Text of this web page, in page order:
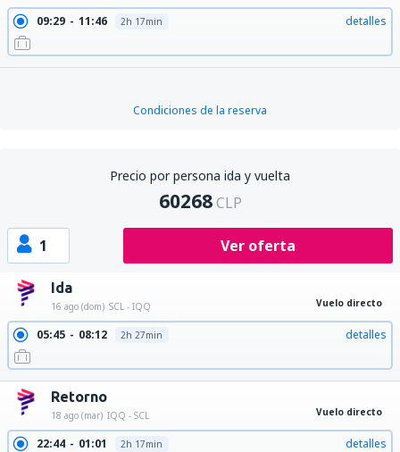
09:29 11:46 2h 17min detalles
Condiciones de la reserva
Precio por persona ida y vuelta
60268 CLP
1 Ver oferta
Ida
16 ago (dom) SCL - IQQ Vuelo directo
05:45 08:12 2h 27min detalles
Retorno
18 ago (mar) IQQ - SCL Vuelo directo
22:44 01:01 2h 17min detalles